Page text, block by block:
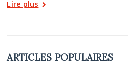
Lire plus
ARTICLES POPULAIRES